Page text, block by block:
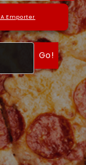
A Emporter
Go!